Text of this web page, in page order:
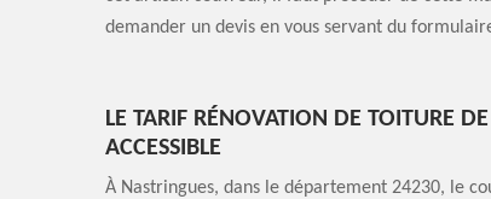
demander un devis en vous servant du
LE TARIF RÉNOVATION DE TOITURE
ACCESSIBLE
À Nastringues, dans le département 24230, le